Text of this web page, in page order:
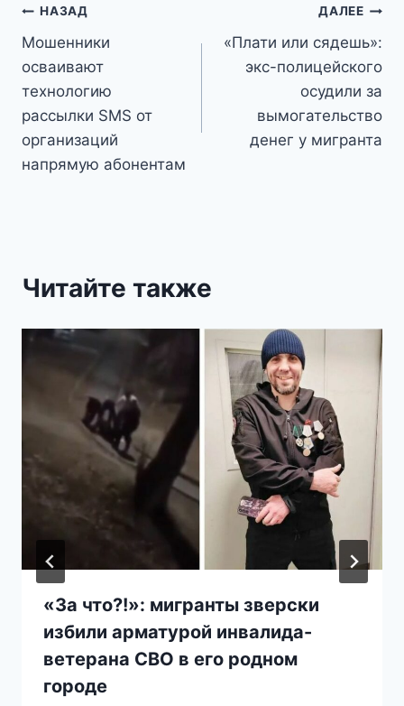
Навигация
по
записям
НАЗАД
Мошенники
осваивают
технологию
рассылки SMS от
организаций
напрямую абонентам
ДАЛЕЕ
«Плати или сядешь»:
экс-полицейского
осудили за
вымогательство
денег у мигранта
Читайте также
«За что?!»: мигранты зверски
избили арматурой инвалида-
ветерана СВО в его родном
городе